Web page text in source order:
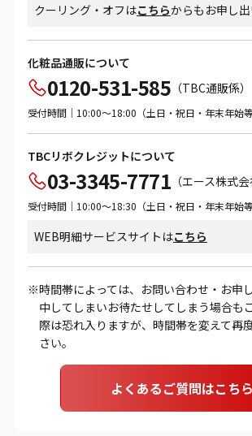
クーリング・オフはこちらからもお申し出
化粧品通販について
0120-531-585 （TBC通販係）
受付時間｜10:00～18:00（土日・祝日・年末年始等
TBCリボクレジットについて
03-3345-7771 （エース株式会
受付時間｜10:00～18:30（土日・祝日・年末年始等
WEB明細サービスサイトはこちら
時間帯によっては、お問い合わせ・お申
中してしまいお待たせしてしまう場合も
際は恐れ入りますが、時間帯を変えて再
さい。
よくあるご質問はこちら